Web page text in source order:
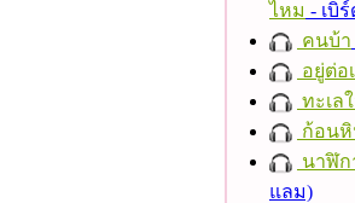
ไหม - เบิ
คนบ้า
อยู่ต่อ
ทะเล
ก้อน
นาฬิก
แลม)